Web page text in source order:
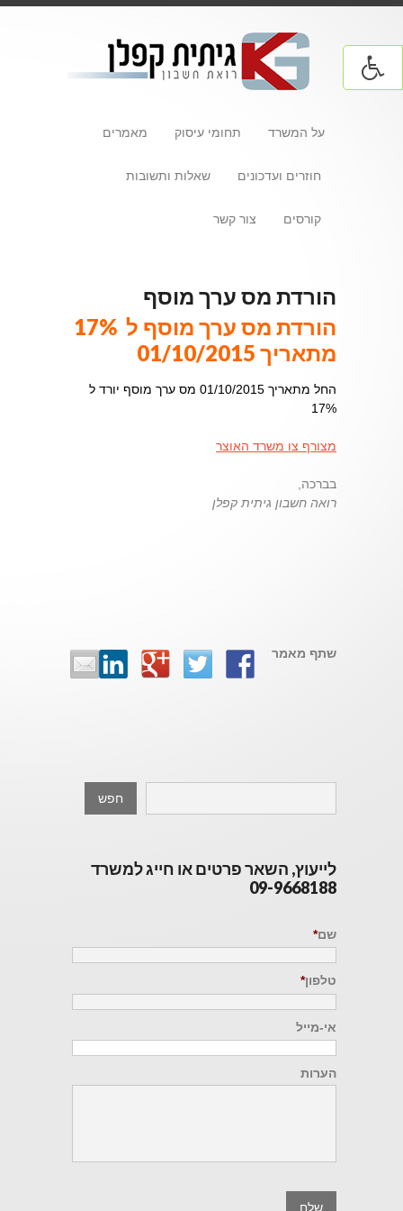
על המשרד תחומי עיסוק מאמרים
חוזרים ועדכונים שאלות ותשובות
קורסים צור קשר
הורדת מס ערך מוסף
הורדת מס ערך מוסף ל 17%
מתאריך 01/10/2015
החל מתאריך 01/10/2015 מס ערך מוסף יורד ל
17%
מצורף צו משרד האוצר
בברכה,
רואה חשבון גיתית קפלן
שתף מאמר
לייעוץ, השאר פרטים או חייג למשרד
09-9668188
שם*
טלפון*
אי-מייל
הערות